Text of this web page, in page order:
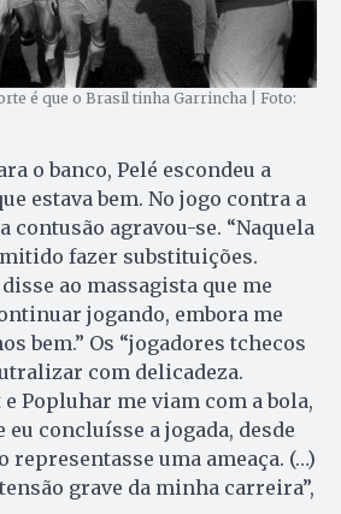
é que o Brasil tinha Garrincha | Foto:
o banco, Pelé escondeu a
estava bem. No jogo contra a
contusão agravou-se. “Naquela
fazer substituições.
ao massagista que me
jogando, embora me
bem.” Os “jogadores tchecos
com delicadeza.
Popluhar me viam com a bola,
eu concluísse a jogada, desde
representasse uma ameaça. (…)
grave da minha carreira”,